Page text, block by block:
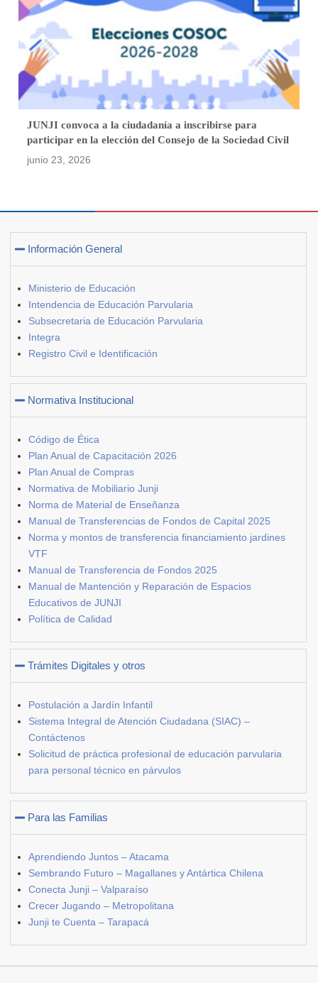
JUNJI convoca a la ciudadanía a inscribirse para
participar en la elección del Consejo de la Sociedad Civil
junio 23, 2026
Información General
Ministerio de Educación
Intendencia de Educación Parvularia
Subsecretaria de Educación Parvularia
Integra
Registro Civil e Identificación
Normativa Institucional
Código de Ética
Plan Anual de Capacitación 2026
Plan Anual de Compras
Normativa de Mobiliario Junji
Norma de Material de Enseñanza
Manual de Transferencias de Fondos de Capital 2025
Norma y montos de transferencia financiamiento jardines
VTF
Manual de Transferencia de Fondos 2025
Manual de Mantención y Reparación de Espacios
Educativos de JUNJI
Política de Calidad
Trámites Digitales y otros
Postulación a Jardín Infantil
Sistema Integral de Atención Ciudadana (SIAC) –
Contáctenos
Solicitud de práctica profesional de educación parvularia
para personal técnico en párvulos
Para las Familias
Aprendiendo Juntos – Atacama
Sembrando Futuro – Magallanes y Antártica Chilena
Conecta Junji – Valparaíso
Crecer Jugando – Metropolitana
Junji te Cuenta – Tarapacá